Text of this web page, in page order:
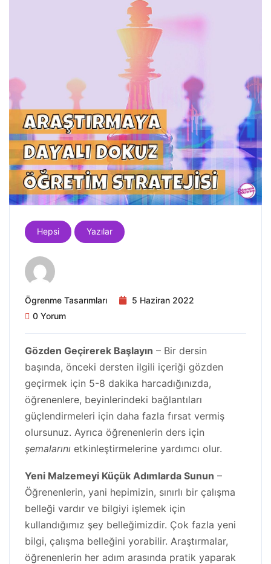
Hepsi Yazılar
Ögrenme Tasarımları
5 Haziran 2022
0 Yorum
Gözden Geçirerek Başlayın – Bir dersin
başında, önceki dersten ilgili içeriği gözden
geçirmek için 5-8 dakika harcadığınızda,
öğrenenlere, beyinlerindeki bağlantıları
güçlendirmeleri için daha fazla fırsat vermiş
olursunuz. Ayrıca öğrenenlerin ders için
şemalarını etkinleştirmelerine yardımcı olur.
Yeni Malzemeyi Küçük Adımlarda Sunun –
Öğrenenlerin, yani hepimizin, sınırlı bir çalışma
belleği vardır ve bilgiyi işlemek için
kullandığımız şey belleğimizdir. Çok fazla yeni
bilgi, çalışma belleğini yorabilir. Araştırmalar,
öğrenenlerin her adım arasında pratik yaparak